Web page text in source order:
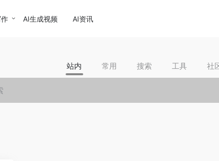
AI生成视频 AI资讯
站内 常用 搜索 工具 社